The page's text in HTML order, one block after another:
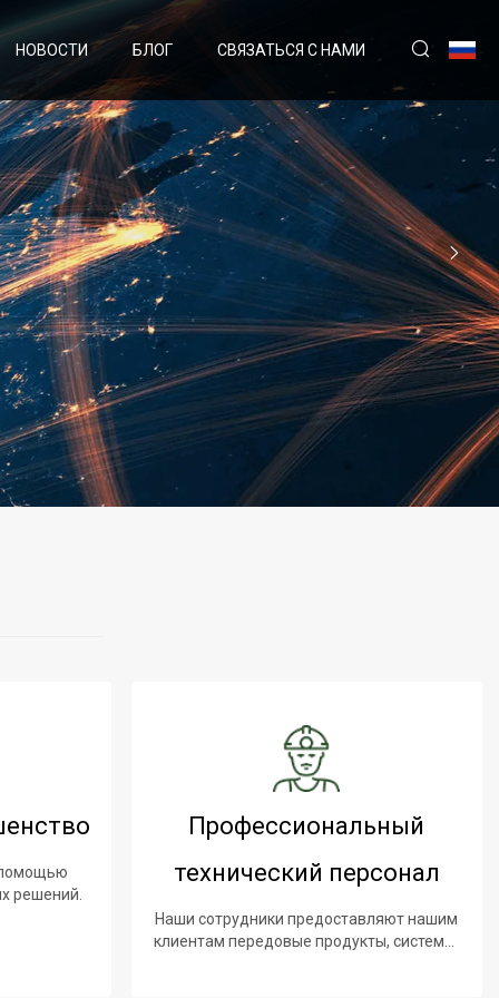
НОВОСТИ БЛОГ СВЯЗАТЬСЯ С НАМИ
решений.
Профессиональный
технический персонал
Наши сотрудники предоставляют нашим
клиентам передовые продукты, системы,